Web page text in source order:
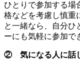
ひとりで参加する場
格などを考慮し慎重
と一緒なら、自分
ーにも気軽に参加で
② 気になる人に話